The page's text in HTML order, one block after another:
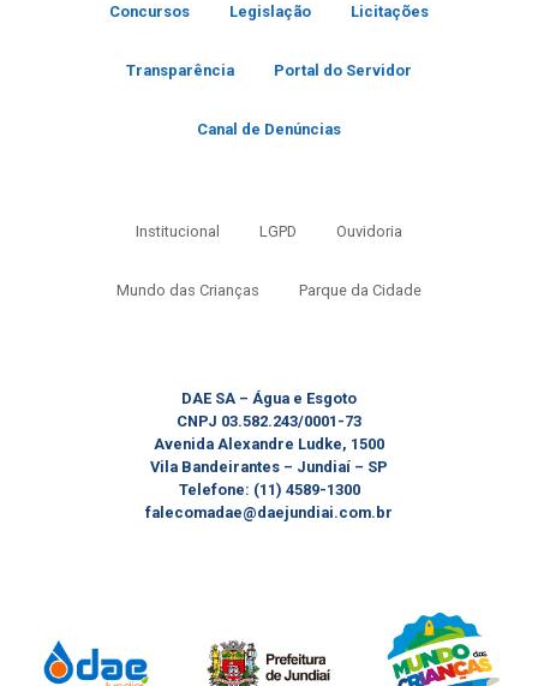
Concursos Legislação Licitações
Transparência Portal do Servidor
Canal de Denúncias
Institucional LGPD Ouvidoria
Mundo das Crianças Parque da Cidade
DAE SA – Água e Esgoto
CNPJ 03.582.243/0001-73
Avenida Alexandre Ludke, 1500
Vila Bandeirantes – Jundiaí – SP
Telefone: (11) 4589-1300
falecomadae@daejundiai.com.br